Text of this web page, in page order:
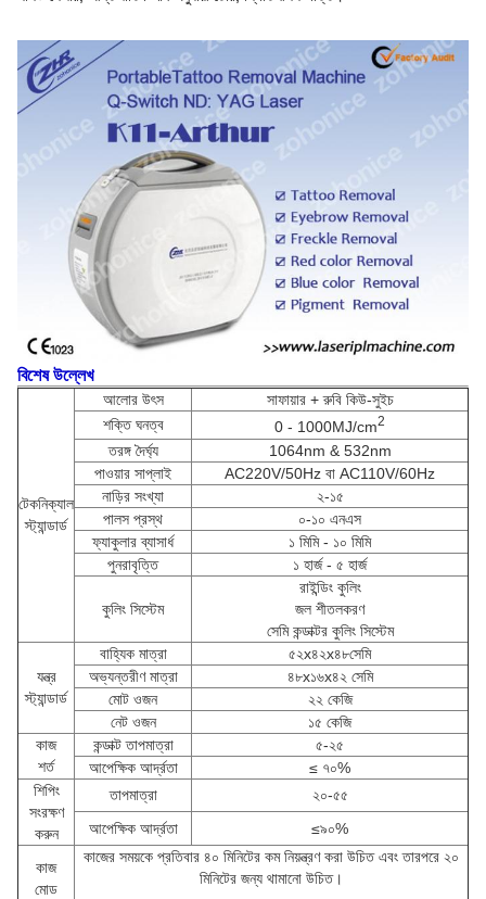
বিশেষ উল্লেখ
টেকনিক্যাল
স্ট্যান্ডার্ড
আলোর উৎস
সাফায়ার + রুবি কিউ-সুইচ
শক্তি ঘনত্ব
0 - 1000MJ/cm2
তরঙ্গ দৈর্ঘ্য
1064nm & 532nm
পাওয়ার সাপ্লাই
AC220V/50Hz বা AC110V/60Hz
নাড়ির সংখ্যা
২-১৫
পালস প্রস্থ
০-১০ এনএস
ফ্যাকুলার ব্যাসার্ধ
১ মিমি - ১০ মিমি
পুনরাবৃত্তি
১ হার্জ - ৫ হার্জ
কুলিং সিস্টেম
রাইন্ডিং কুলিং
জল শীতলকরণ
সেমি কন্ডাক্টর কুলিং সিস্টেম
যন্ত্র
স্ট্যান্ডার্ড
বাহ্যিক মাত্রা ৫২x৪২x৪৮সেমি
অভ্যন্তরীণ মাত্রা
৪৮x১৬x৪২ সেমি
মোট ওজন
২২ কেজি
নেট ওজন
১৫ কেজি
কাজ
শর্ত
কন্ডাক্ট তাপমাত্রা
৫-২৫
আপেক্ষিক আর্দ্রতা
≤ ৭০%
শিপিং
সংরক্ষণ
করুন
তাপমাত্রা
২০-৫৫
আপেক্ষিক আর্দ্রতা
≤৯০%
কাজ
মোড
কাজের সময়কে প্রতিবার ৪০ মিনিটের কম নিয়ন্ত্রণ করা উচিত এবং তারপরে ২০
মিনিটের জন্য থামানো উচিত।